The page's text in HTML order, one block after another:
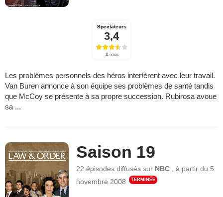
Spectateurs
3,4
11 notes
Les problèmes personnels des héros interfèrent avec leur travail.
Van Buren annonce à son équipe ses problèmes de santé tandis
que McCoy se présente à sa propre succession. Rubirosa avoue
sa ...
Saison 19
22 épisodes diffusés sur NBC ,à partir du 5
novembre 2008
TERMINÉE